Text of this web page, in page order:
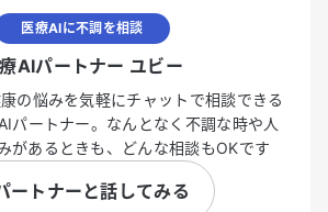
医療AIに不調を相談
AIパートナー ユビー
の悩みを気軽にチャットで相談できる
パートナー。なんとなく不調な時や人
があるときも、どんな相談もOKです
ートナーと話してみる